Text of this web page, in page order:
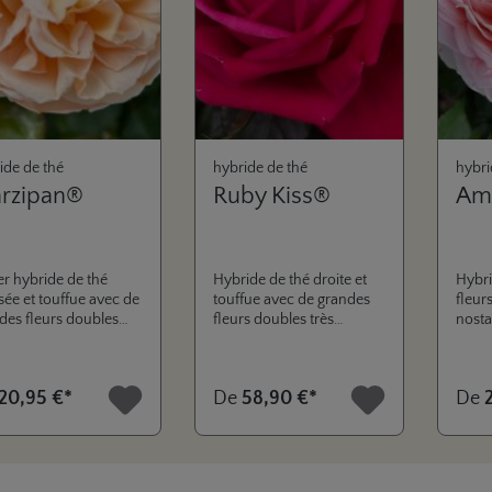
de thé
hybride de thé
et touffue avec de
fleurs doubles
candidate idéale pour
Antique®. Un
20,95 €*
hybride de thé
Ruby Kiss®
Hybride de thé droite et
touffue avec de grandes
fleurs doubles très
un candidat idéal pour
ELEGANZA ANTIQUE.
De 58,90 €* De